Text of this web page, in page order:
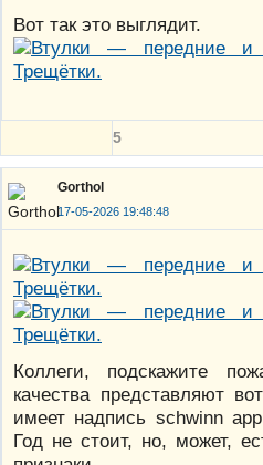
Вот так это выглядит.
5
Gorthol
17-05-2026 19:48:48
Коллеги, подскажите
качества представляют
имеет надпись schwinn
Год не стоит, но, может,